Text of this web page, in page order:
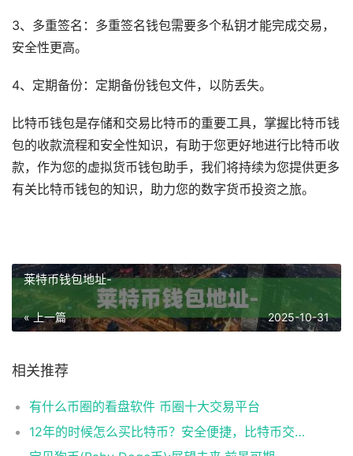
3、多重签名：多重签名钱包需要多个私钥才能完成交易，
安全性更高。
4、定期备份：定期备份钱包文件，以防丢失。
比特币钱包是存储和交易比特币的重要工具，掌握比特币钱
包的收款流程和安全性知识，有助于您更好地进行比特币收
款，作为您的虚拟货币钱包助手，我们将持续为您提供更多
有关比特币钱包的知识，助力您的数字货币投资之旅。
莱特币钱包地址-
« 上一篇 2025-10-31
相关推荐
有什么币圈的看盘软件 币圈十大交易平台
12年的时候怎么买比特币？安全便捷，比特币交易首选